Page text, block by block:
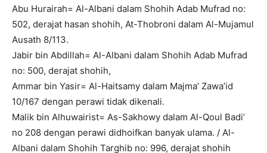
Abu Hurairah= Al-Albani dalam Shohih Adab Mufrad no:
502, derajat hasan shohih, At-Thobroni dalam Al-Mujamul
Ausath 8/113.
Jabir bin Abdillah= Al-Albani dalam Shohih Adab Mufrad
no: 500, derajat shohih,
Ammar bin Yasir= Al-Haitsamy dalam Majma’ Zawa’id
10/167 dengan perawi tidak dikenali.
Malik bin Alhuwairist= As-Sakhowy dalam Al-Qoul Badi’
no 208 dengan perawi didhoifkan banyak ulama. / Al-
Albani dalam Shohih Targhib no: 996, derajat shohih